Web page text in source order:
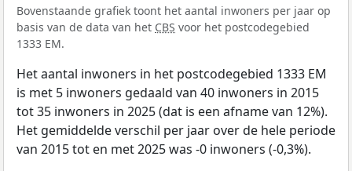
Bovenstaande grafiek toont het aantal inwoners per jaar op
basis van de data van het CBS voor het postcodegebied
1333 EM.
Het aantal inwoners in het postcodegebied 1333 EM
is met 5 inwoners gedaald van 40 inwoners in 2015
tot 35 inwoners in 2025 (dat is een afname van 12%).
Het gemiddelde verschil per jaar over de hele periode
van 2015 tot en met 2025 was -0 inwoners (-0,3%).